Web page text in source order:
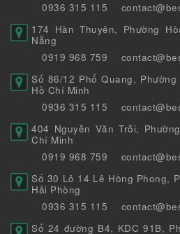
0936 315 115
174 Hàn Thuyên, Phường
Nẵng
0919 968 759
Số 86/12 Phổ Quang,
Hồ Chí Minh
0936 315 115
404 Nguyễn Văn Trỗi,
Chí Minh
0919 968 759
Số 30 Lô 14 Lê Hồng Phong,
Hải Phòng
0936 315 115
Số 24 đường B4, KDC 91B,